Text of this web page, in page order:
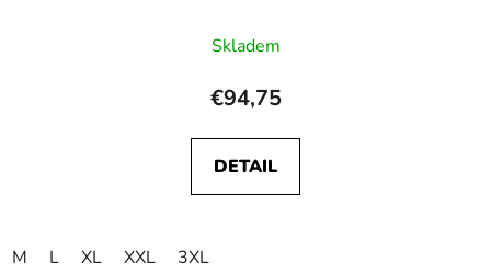
Skladem
€94,75
DETAIL
M L XL XXL 3XL